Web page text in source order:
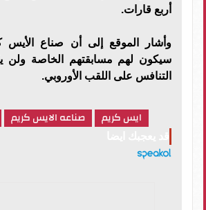
أربع قارات.
وأشار الموقع إلى أن صناع الأيس
سيكون لهم مسابقتهم الخاصة ولن
التنافس على اللقب الأوروبي.
ايس كريم صناعه الايس كريم